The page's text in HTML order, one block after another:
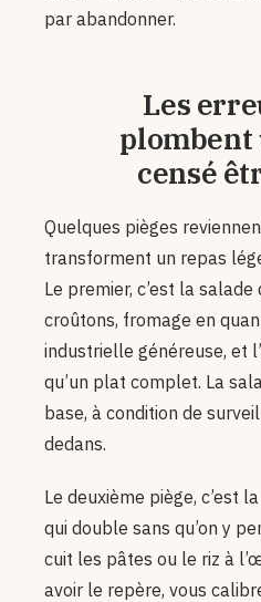
par abandonner.
Les
plombent
censé
Quelques pièges
transforment un repas
Le premier, c’est la salade
croûtons, fromage en
industrielle généreuse, et
qu’un plat complet. La
base, à condition de
dedans.
Le deuxième piège, c’est
qui double sans qu’on y
cuit les pâtes ou le riz à
avoir le repère, vous